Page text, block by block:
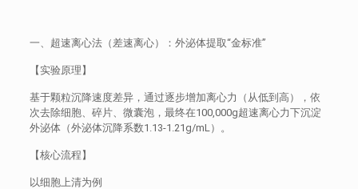
一、超速离心法（差速离心）：外泌体提取“金标准”
【实验原理】
基于颗粒沉降速度差异，通过逐步增加离心力（从低到高），依
次去除细胞、碎片、微囊泡，最终在100,000g超速离心力下沉淀
外泌体（外泌体沉降系数1.13-1.21g/mL）。
【核心流程】
以细胞上清为例